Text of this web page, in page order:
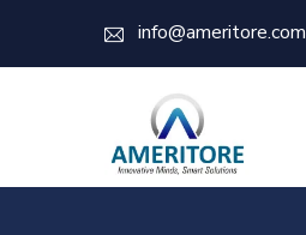
info@ameritore.com